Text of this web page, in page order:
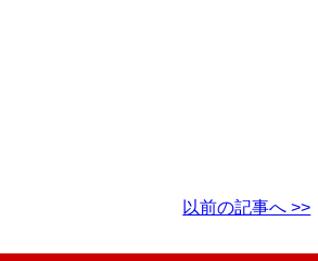
以前の記事へ >>